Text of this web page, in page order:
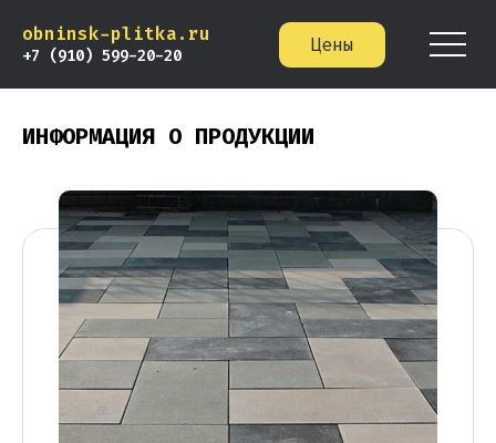
obninsk-plitka.ru
+7 (910) 599-20-20 Цены
ИНФОРМАЦИЯ О ПРОДУКЦИИ